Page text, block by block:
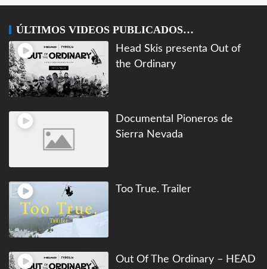
ÚLTIMOS VIDEOS PUBLICADOS…
Head Skis presenta Out of
the Ordinary
Documental Pioneros de
Sierra Nevada
Too True. Trailer
Out Of The Ordinary – HEAD